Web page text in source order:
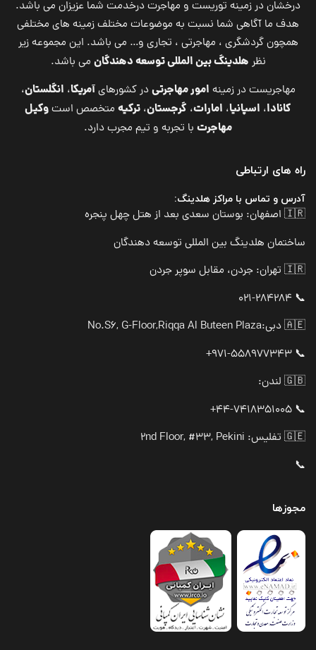
درخشان در زمینه توریست و مهاجرت درخدمت شما عزیزان می باشد.
هدف ما آگاهی شما نسبت به موضوعات مختلف زمینه های مختلفی
همچون گردشگری ، مهاجرتی ، تجاری و… می باشد. این مجموعه زیر
نظر هلدینگ بین المللی توسعه دهندگان می باشد.
مهاجریست در زمینه امور مهاجرتیدر کشورهایآمریکا، انگلستان،
کانادا، اسپانیا، امارات، گرجستان، ترکیه متخصص استوکیل
مهاجرت با تجربه و تیم مجرب دارد.
راه های ارتباطی
آدرس و تماس با مراکز هلدینگ:
🇮🇷 اصفهان: بوستان سعدی بعد از هتل چهل پنجره
ساختمان هلدینگ بین المللی توسعه دهندگان
🇮🇷 تهران: جردن، مقابل سوپر جردن
📞 021-284284
🇦🇪 دبی:
No.S6, G-Floor,Riqqa Al Buteen Plaza
📞 971-558977343+
🇬🇧 لندن:
📞 44-7418351005+
🇬🇪 تفلیس: 2nd Floor, #33, Pekini
📞
مجوزها